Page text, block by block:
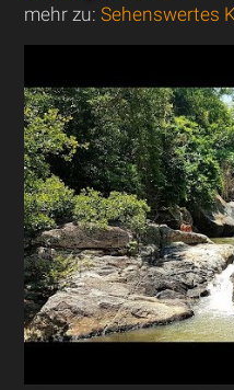
mehr zu:Sehenswertes